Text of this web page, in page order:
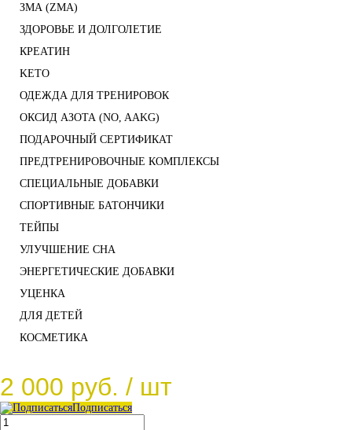
ЗМА (ZMA)
ЗДОРОВЬЕ И ДОЛГОЛЕТИЕ
КРЕАТИН
KETO
ОДЕЖДА ДЛЯ ТРЕНИРОВОК
ОКСИД АЗОТА (NO, AAKG)
ПОДАРОЧНЫЙ СЕРТИФИКАТ
ПРЕДТРЕНИРОВОЧНЫЕ КОМПЛЕКСЫ
СПЕЦИАЛЬНЫЕ ДОБАВКИ
СПОРТИВНЫЕ БАТОНЧИКИ
ТЕЙПЫ
УЛУЧШЕНИЕ СНА
ЭНЕРГЕТИЧЕСКИЕ ДОБАВКИ
УЦЕНКА
ДЛЯ ДЕТЕЙ
КОСМЕТИКА
2 000 руб. / шт
Подписаться